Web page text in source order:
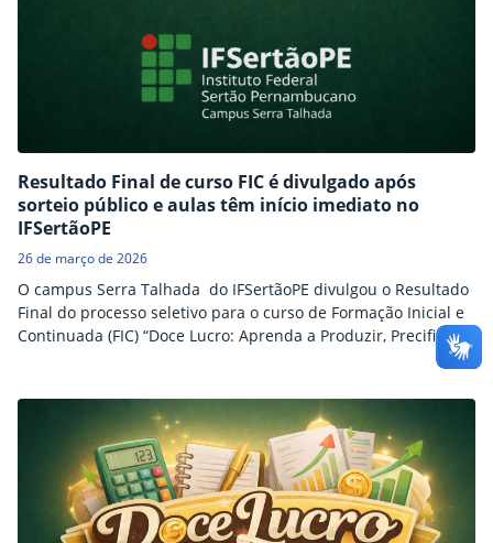
Resultado Final de curso FIC é divulgado após
sorteio público e aulas têm início imediato no
IFSertãoPE
26 de março de 2026
O campus Serra Talhada do IFSertãoPE divulgou o Resultado
Final do processo seletivo para o curso de Formação Inicial e
Continuada (FIC) “Doce Lucro: Aprenda a Produzir, Precificar e
Comercializar Lanches”. A lista de classificados foi definida
quarta-feira (25), na sala da Coordenação de Extensão e
Relações Organizacionais, com transmissão…